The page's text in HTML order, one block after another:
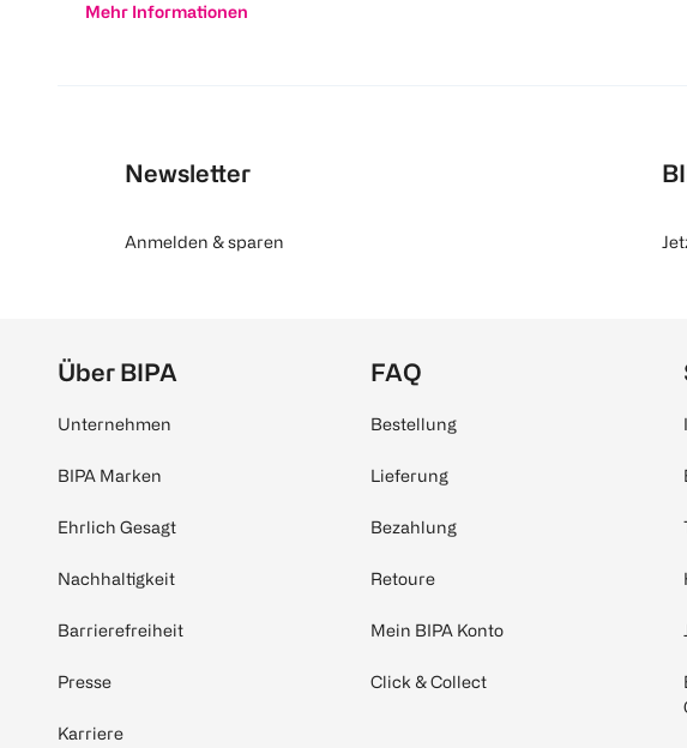
Mehr Informationen
Newsletter
Anmelden & sparen
Über BIPA
Unternehmen
BIPA Marken
Ehrlich Gesagt
Nachhaltigkeit
Barrierefreiheit
Presse
Karriere
FAQ
Bestellung
Lieferung
Bezahlung
Retoure
Mein BIPA Konto
Click & Collect